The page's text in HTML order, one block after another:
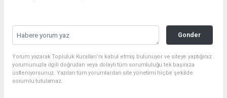
Gonder
Yorum yazarak Topluluk Kuralları’nı kabul etmiş bulunuyor ve siteye yaptığınız
yorumunuzla ilgili doğrudan veya dolaylı tüm sorumluluğu tek başınıza
üstleniyorsunuz. Yazılan tüm yorumlardan site yönetimi hiçbir şekilde
sorumlu tutulamaz.